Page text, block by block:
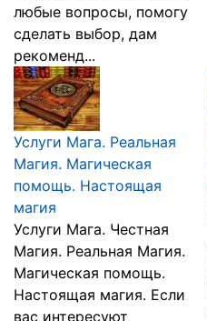
любые вопросы, помогу
сделать выбор, дам
рекоменд...
Услуги Мага. Реальная
Магия. Магическая
помощь. Настоящая
магия
Услуги Мага. Честная
Магия. Реальная Магия.
Магическая помощь.
Настоящая магия. Если
вас интересуют